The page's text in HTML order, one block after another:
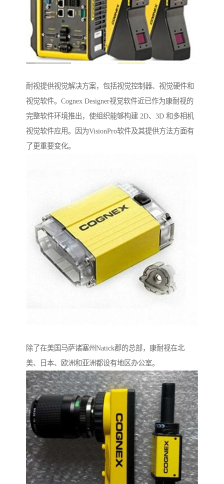
耐视提供视觉解决方案，包括视觉控制器、视觉硬件和
视觉软件。Cognex Designer视觉软件近已作为康耐视的
完整软件环境推出，使组织能够构建 2D、3D 和多相机
视觉软件应用。因为VisionPro软件及其提供方法方面有
了更重要变化。
除了在美国马萨诸塞州Natick郡的总部，康耐视在北
美、日本、欧洲和亚洲都设有地区办公室。